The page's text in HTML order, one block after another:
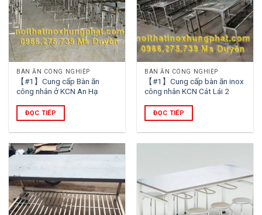
BÀN ĂN CÔNG NGHIỆP
【#1】Cung cấp Bàn ăn
công nhân ở KCN An Hạ
ĐỌC TIẾP
BÀN ĂN CÔNG NGHIỆP
【#1】Cung cấp bàn ăn inox
công nhân KCN Cát Lái 2
ĐỌC TIẾP